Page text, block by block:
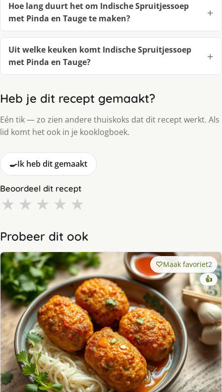
Hoe lang duurt het om Indische Spruitjessoep
met Pinda en Tauge te maken?
Uit welke keuken komt Indische Spruitjessoep
met Pinda en Tauge?
Heb je dit recept gemaakt?
Eén tik — zo zien andere thuiskoks dat dit recept werkt. Als
lid komt het ook in je kooklogboek.
🍳Ik heb dit gemaakt
Beoordeel dit recept
★ ★ ★ ★ ★
Probeer dit ook
Maak favoriet2
👍